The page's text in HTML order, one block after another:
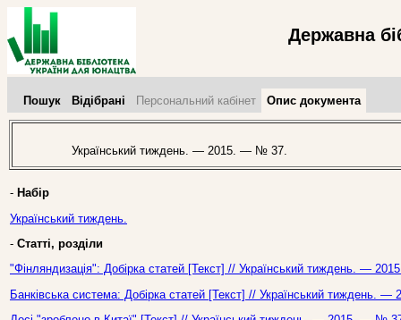
Державна
Пошук Відібрані Персональний кабінет Опис документа
Український тиждень. — 2015. — № 37.
- Набір
Український тиждень.
- Статті, розділи
"Фінляндизація": Добірка статей [Текст] // Український тиждень. —
Банківська система: Добірка статей [Текст] // Український